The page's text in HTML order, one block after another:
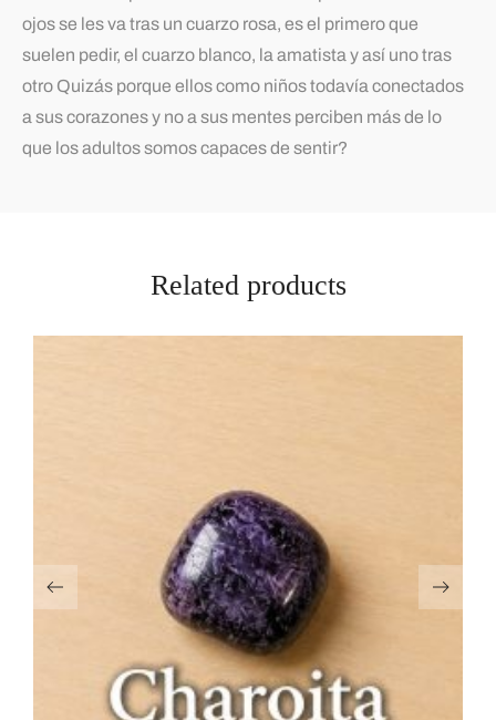
ojos se les va tras un cuarzo rosa, es el primero que
suelen pedir, el cuarzo blanco, la amatista y así uno tras
otro Quizás porque ellos como niños todavía conectados
a sus corazones y no a sus mentes perciben más de lo
que los adultos somos capaces de sentir?
Related products